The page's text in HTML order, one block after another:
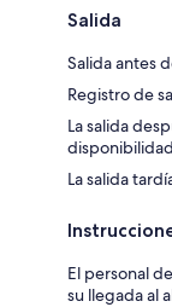
Salida
Salida antes
Registro de
La salida
disponibilidad
La salida
El personal
su llegada al